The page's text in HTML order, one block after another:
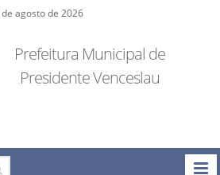
agosto de 2026
Prefeitura Municipal de
Presidente Venceslau